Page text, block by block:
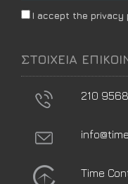
I accept the privacy
ΣΤΟΙΧΕΙΑ
210
Time